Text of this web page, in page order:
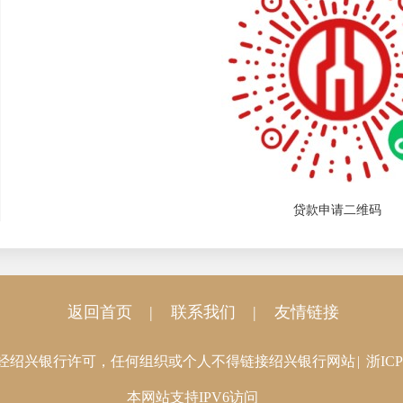
贷款申请二维码
返回首页 | 联系我们 | 友情链接
绍兴银行许可，任何组织或个人不得链接绍兴银行网站| 浙
本网站支持IPV6访问